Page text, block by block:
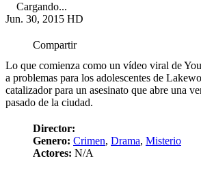
Cargando...
Jun. 30, 2015 HD
Compartir
Lo que comienza como un vídeo viral de
a problemas para los adolescentes de
catalizador para un asesinato que abre una
pasado de la ciudad.
Director:
Genero: Crimen, Drama, Misterio
Actores: N/A